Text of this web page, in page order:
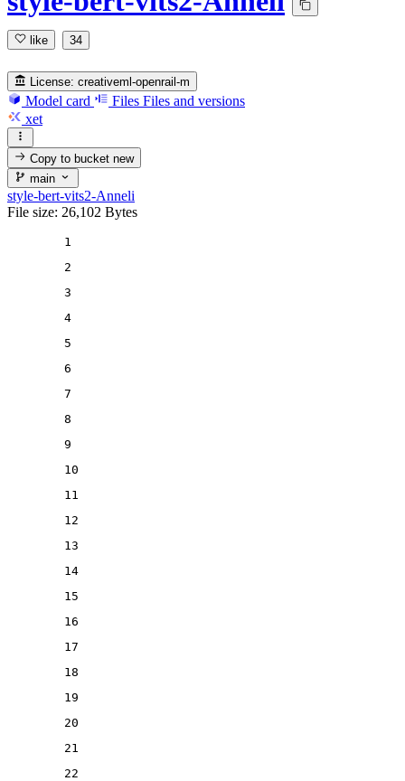
like 34
License: creativeml-openrail-m
Model card Files Files and versions
xet
Copy to bucketnew
main
style-bert-vits2-Anneli
File size: 26,102 Bytes
1
2
3
4
5
6
7
8
9
10
11
12
13
14
15
16
17
18
19
20
21
22